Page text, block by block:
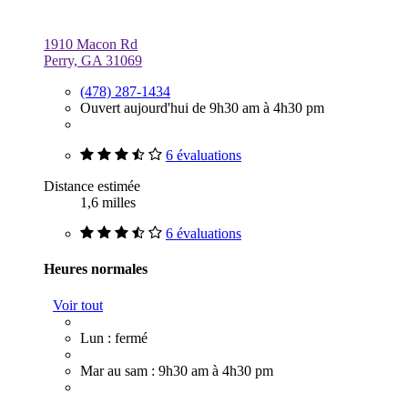
1910 Macon Rd
Perry, GA 31069
(478) 287-1434
Ouvert aujourd'hui de 9h30 am à 4h30 pm
6 évaluations
Distance estimée
1,6 milles
6 évaluations
Heures normales
Voir tout
Lun : fermé
Mar au sam : 9h30 am à 4h30 pm